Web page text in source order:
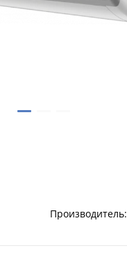
Производитель: